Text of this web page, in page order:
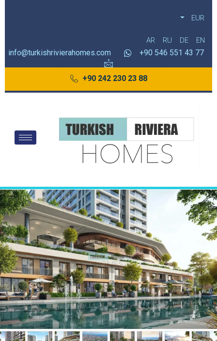
EUR
EN
DE
RU
AR
77 43 551 546 90+
info@turkishrivierahomes.com
88 23 230 242 90+